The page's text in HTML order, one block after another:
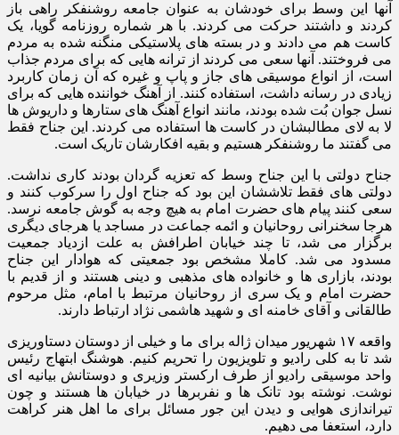
آنها این وسط برای خودشان به عنوان جامعه روشنفکر راهی باز
کردند و داشتند حرکت می کردند. با هر شماره روزنامه گویا، یک
کاست هم می دادند و در بسته های پلاستیکی منگنه شده به مردم
می فروختند. آنها سعی می کردند از ترانه هایی که برای مردم جذاب
است، از انواع موسیقی های جاز و پاپ و غیره که آن زمان کاربرد
زیادی در رسانه داشت، استفاده کنند. از آهنگ خواننده هایی که برای
نسل جوان بُت شده بودند، مانند انواع آهنگ های ستارها و داریوش ها
لا به لای مطالبشان در کاست ها استفاده می کردند. این جناح فقط
می گفتند ما روشنفکر هستیم و بقیه افکارشان تاریک است.
جناح دولتی با این جناح وسط که تعزیه گردان بودند کاری نداشت.
دولتی های فقط تلاششان این بود که جناح اول را سرکوب کنند و
سعی کنند پیام های حضرت امام به هیچ وجه به گوش جامعه نرسد.
هرجا سخنرانی روحانیان و ائمه جماعت در مساجد یا هرجای دیگری
برگزار می شد، تا چند خیابان اطرافش به علت ازدیاد جمعیت
مسدود می شد. کاملا مشخص بود جمعیتی که هوادار این جناح
بودند، بازاری ها و خانواده های مذهبی و دینی هستند و از قدیم با
حضرت امام و یک سری از روحانیان مرتبط با امام، مثل مرحوم
طالقانی و آقای خامنه ای و شهید هاشمی نژاد ارتباط دارند.
واقعه ۱۷ شهریور میدان ژاله برای ما و خیلی از دوستان دستاوریزی
شد تا به کلی رادیو و تلویزیون را تحریم کنیم. هوشنگ ابتهاج رئیس
واحد موسیقی رادیو از طرف ارکستر وزیری و دوستانش بیانیه ای
نوشت. نوشته بود تانک ها و نفربرها در خیابان ها هستند و چون
تیراندازی هوایی و دیدن این جور مسائل برای ما اهل هنر کراهت
دارد، استعفا می دهیم.